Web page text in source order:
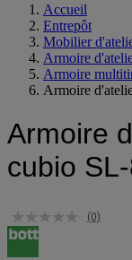
Accueil
Entrepôt
Mobilier
Armoire
Armoire
Armoire
Armoire
cubio
(0)